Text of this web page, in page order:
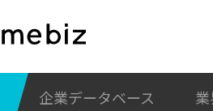
企業データベース